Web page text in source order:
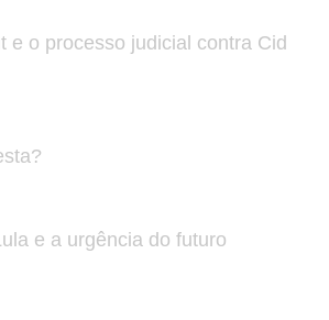
e o processo judicial contra Cid
e a urgência do futuro